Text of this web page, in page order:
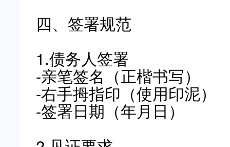
四、签署规范
1.债务人签署
-亲笔签名（正楷书写）
-右手拇指印（使用印泥）
-签署日期（年月日）